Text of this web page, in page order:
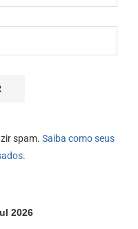
spam. Saiba como seus
.
2026